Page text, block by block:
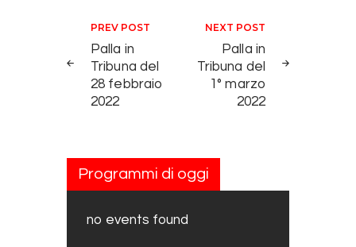
Navigazione articoli
PREV POST
Palla in
Tribuna del
28 febbraio
2022
NEXT POST
Palla in
Tribuna del
1° marzo
2022
Programmi di oggi
no events found